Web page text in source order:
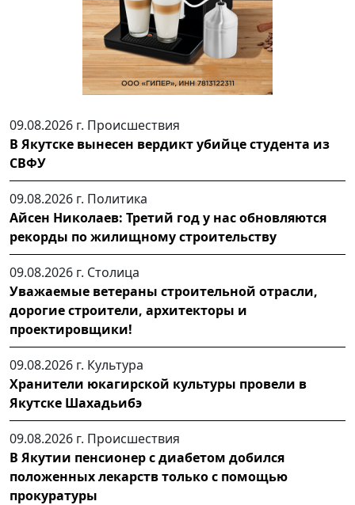
09.08.2026 г. Происшествия
В Якутске вынесен вердикт убийце студента из
СВФУ
09.08.2026 г. Политика
Айсен Николаев: Третий год у нас обновляются
рекорды по жилищному строительству
09.08.2026 г. Столица
Уважаемые ветераны строительной отрасли,
дорогие строители, архитекторы и
проектировщики!
09.08.2026 г. Культура
Хранители юкагирской культуры провели в
Якутске Шахадьибэ
09.08.2026 г. Происшествия
В Якутии пенсионер с диабетом добился
положенных лекарств только с помощью
прокуратуры